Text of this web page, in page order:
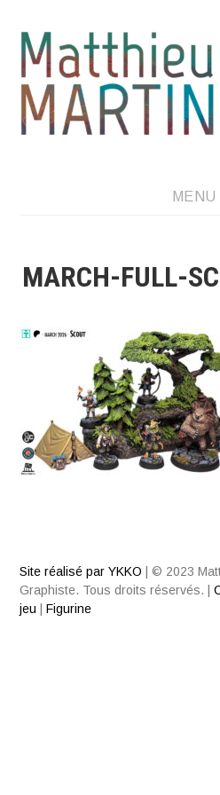
Aller
au
contenu
MENU
MARCH-FULL-
Site réalisé par YKKO |© 2023
Graphiste. Tous droits réservés.
|
jeu
|Figurine